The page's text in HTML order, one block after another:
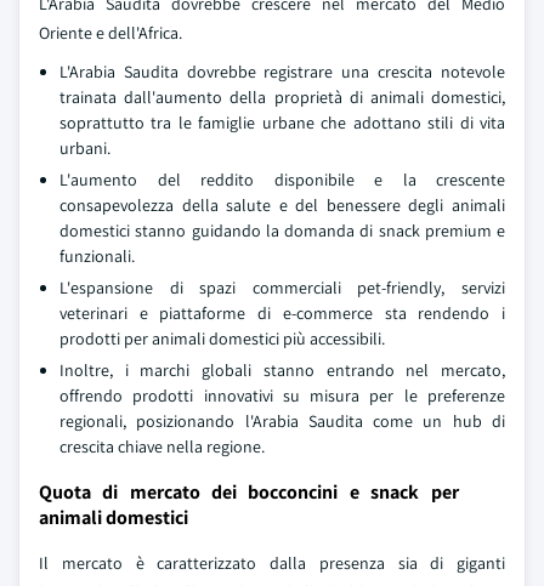
Oriente e dell'Africa.
L'Arabia Saudita dovrebbe registrare una crescita notevole
trainata dall'aumento della proprietà di animali domestici,
soprattutto tra le famiglie urbane che adottano stili di vita
urbani.
L'aumento del reddito disponibile e la crescente
consapevolezza della salute e del benessere degli animali
domestici stanno guidando la domanda di snack premium e
funzionali.
L'espansione di spazi commerciali pet-friendly, servizi
veterinari e piattaforme di e-commerce sta rendendo i
prodotti per animali domestici più accessibili.
Inoltre, i marchi globali stanno entrando nel mercato,
offrendo prodotti innovativi su misura per le preferenze
regionali, posizionando l'Arabia Saudita come un hub di
crescita chiave nella regione.
Quota di mercato dei bocconcini e snack per
animali domestici
Il mercato è caratterizzato dalla presenza sia di giganti